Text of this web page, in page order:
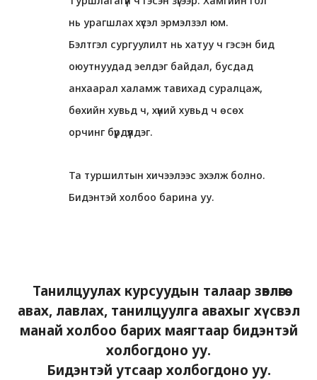
нь урагшлах хүсэл эрмэлзэл юм.
Бэлтгэл сургуулилт нь хатуу ч гэсэн бид
оюутнуудад эелдэг байдал, бусдад
анхаарал халамж тавихад суралцаж,
бөхийн хувьд ч, хүний ​​хувьд ч өсөх
орчинг бүрдүүлдэг.
Та туршилтын хичээлээс эхэлж болно.
Бидэнтэй холбоо барина уу.
Танилцуулах курсуудын талаар зөвлөгөө
авах, лавлах, танилцуулга авахыг хүсвэл
манай холбоо барих маягтаар бидэнтэй
холбогдоно уу.
Бидэнтэй утсаар холбогдоно уу.